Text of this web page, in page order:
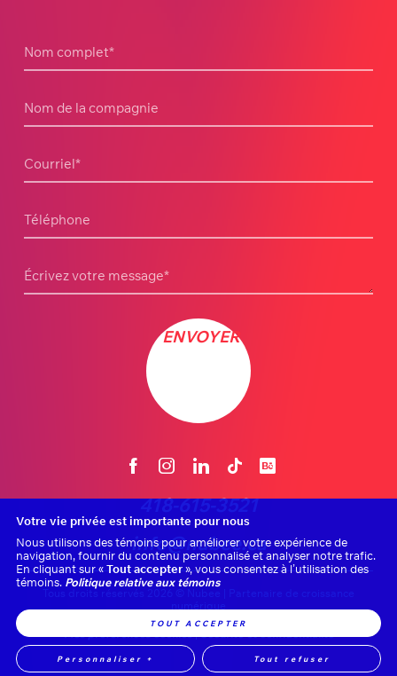
Nom complet*
Nom de la compagnie
Courriel*
Téléphone
Écrivez votre message*
ENVOYER
418-615-3521
info@nubee.ca
Tous droits réservés 2026 © Nubee | Partenaire de croissance
Votre vie privée est importante pour nous
Nous utilisons des témoins pour améliorer votre expérience de
navigation, fournir du contenu personnalisé et analyser notre trafic.
En cliquant sur «Tout accepter», vous consentez à l’utilisation des
témoins. Politique relative aux témoins
Personnaliser + Tout refuser
TOUT ACCEPTER